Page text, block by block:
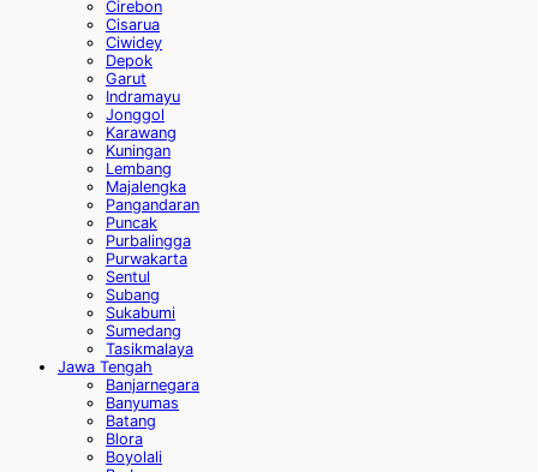
Cirebon
Cisarua
Ciwidey
Depok
Garut
Indramayu
Jonggol
Karawang
Kuningan
Lembang
Majalengka
Pangandaran
Puncak
Purbalingga
Purwakarta
Sentul
Subang
Sukabumi
Sumedang
Tasikmalaya
Jawa Tengah
Banjarnegara
Banyumas
Batang
Blora
Boyolali